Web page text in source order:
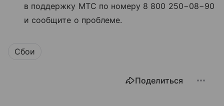
в поддержку МТС по номеру 8 800 250−08−90
и сообщите о проблеме.
Сбои
Поделиться